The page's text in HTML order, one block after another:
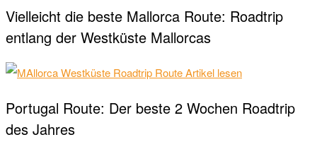
Vielleicht die beste Mallorca Route: Roadtrip
entlang der Westküste Mallorcas
Artikel lesen
Portugal Route: Der beste 2 Wochen Roadtrip
des Jahres